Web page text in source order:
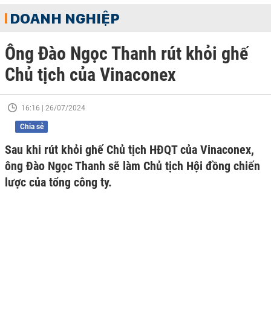
DOANH NGHIỆP
Ông Đào Ngọc Thanh rút khỏi ghế
Chủ tịch của Vinaconex
16:16 | 26/07/2024
Chia sẻ
Sau khi rút khỏi ghế Chủ tịch HĐQT của Vinaconex,
ông Đào Ngọc Thanh sẽ làm Chủ tịch Hội đồng chiến
lược của tổng công ty.